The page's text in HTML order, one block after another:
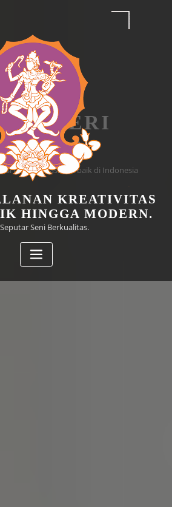
KREATIVITAS
HINGGA MODERN.
Seni Berkualitas.
GALERI
Lukisan Klasik Terbaik di Indonesia